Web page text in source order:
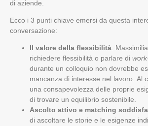
di aziende.
Ecco i 3 punti chiave emersi da questa
conversazione:
Il valore della flessibilità:
richiedere flessibilità o parlare di
durante un colloquio non dovrebbe
mancanza di interesse nel lavoro. Al
una consapevolezza delle proprie
di trovare un equilibrio sostenibile.
Ascolto attivo e matching
di ascoltare le storie e le esigenze